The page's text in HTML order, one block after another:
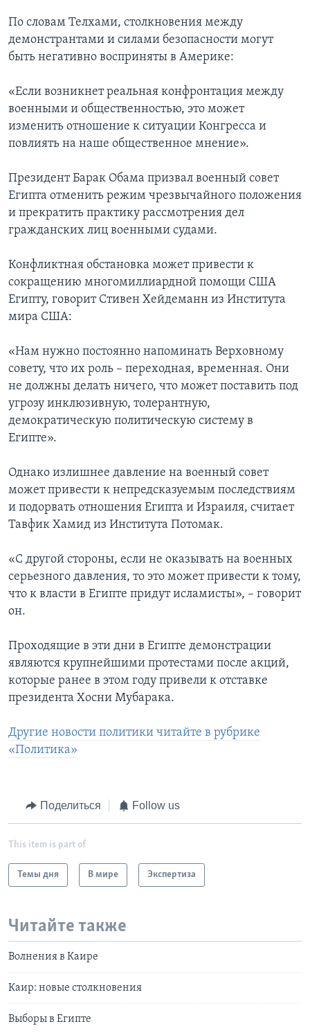
По словам Телхами, столкновения между
демонстрантами и силами безопасности могут
быть негативно восприняты в Америке:
«Если возникнет реальная конфронтация между
военными и общественностью, это может
изменить отношение к ситуации Конгресса и
повлиять на наше общественное мнение».
Президент Барак Обама призвал военный совет
Египта отменить режим чрезвычайного положения
и прекратить практику рассмотрения дел
гражданских лиц военными судами.
Конфликтная обстановка может привести к
сокращению многомиллиардной помощи США
Египту, говорит Стивен Хейдеманн из Института
мира США:
«Нам нужно постоянно напоминать Верховному
совету, что их роль – переходная, временная. Они
не должны делать ничего, что может поставить под
угрозу инклюзивную, толерантную,
демократическую политическую систему в
Египте».
Однако излишнее давление на военный совет
может привести к непредсказуемым последствиям
и подорвать отношения Египта и Израиля, считает
Тавфик Хамид из Института Потомак.
«С другой стороны, если не оказывать на военных
серьезного давления, то это может привести к тому,
что к власти в Египте придут исламисты», – говорит
он.
Проходящие в эти дни в Египте демонстрации
являются крупнейшими протестами после акций,
которые ранее в этом году привели к отставке
президента Хосни Мубарака.
Другие новости политики читайте в рубрике
«Политика»
Поделиться Follow us
This item is part of
Темы дня В мире Экспертиза
Читайте также
Волнения в Каире
Каир: новые столкновения
Выборы в Египте